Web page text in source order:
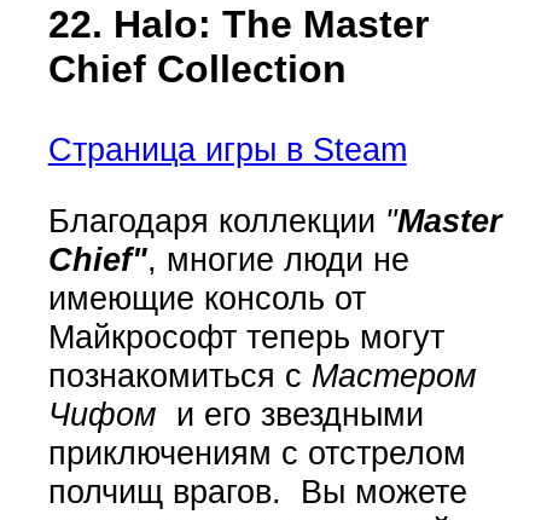
22. Halo: The Master
Chief Collection
Страница игры в Steam
Благодаря коллекции "Master
Chief", многие люди не
имеющие консоль от
Майкрософт теперь могут
познакомиться с Мастером
Чифом и его звездными
приключениям с отстрелом
полчищ врагов. Вы можете